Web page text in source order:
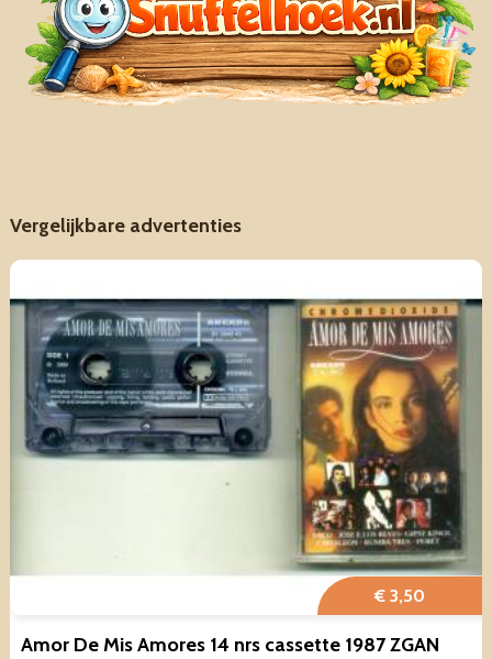
Vergelijkbare advertenties
€ 3,50
Amor De Mis Amores 14 nrs cassette 1987 ZGAN